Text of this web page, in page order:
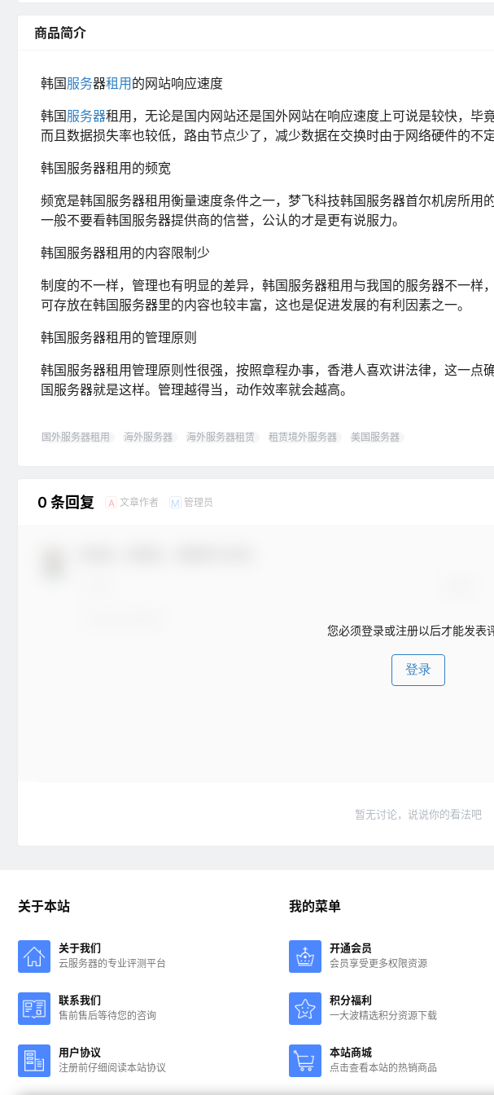
商品简介
韩国服务器租用 的网站响应速度
韩国服务器租用，无论是国内网站还是国外网站在响应速度上可说是较快，毕
而且数据损失率也较低，路由节点少了，减少数据在交换时由于网络硬件的不
韩国服务器租用的频宽
频宽是韩国服务器租用衡量速度条件之一，梦飞科技韩国服务器首尔机房所用
一般不要看韩国服务器提供商的信誉，公认的才是更有说服力。
韩国服务器租用的内容限制少
制度的不一样，管理也有明显的差异，韩国服务器租用与我国的服务器不一样
可存放在韩国服务器里的内容也较丰富，这也是促进发展的有利因素之一。
韩国服务器租用的管理原则
韩国服务器租用管理原则性很强，按照章程办事，香港人喜欢讲法律，这一点
国服务器就是这样。管理越得当，动作效率就会越高。
国外服务器租用 海外服务器 海外服务器租赁 租赁境外服务器 美国服务器
0 条回复 A 文章作者 M 管理员
您必须登录或注册以后才能发表
登录
暂无讨论，说说你的看法吧
关于本站
关于我们
云服务器的专业评测平台
联系我们
售前售后等待您的咨询
用户协议
注册前仔细阅读本站协议
我的菜单
开通会员
会员享受更多权限资源
积分福利
一大波精选积分资源下载
本站商城
点击查看本站的热销商品